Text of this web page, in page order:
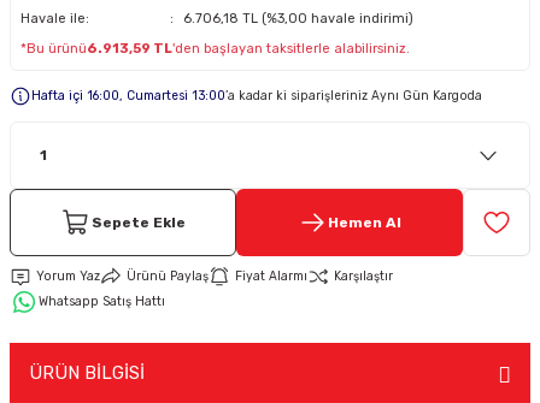
Havale ile:
6.706,18 TL (%3,00 havale indirimi)
*Bu ürünü6.913,59 TL'den başlayan taksitlerle alabilirsiniz.
Hafta içi 16:00, Cumartesi 13:00’a kadar ki siparişleriniz Aynı Gün Kargoda
Sepete Ekle Hemen Al
Yorum Yaz Ürünü Paylaş Fiyat Alarmı
Karşılaştır
Whatsapp Satış Hattı
ÜRÜN BİLGİSİ